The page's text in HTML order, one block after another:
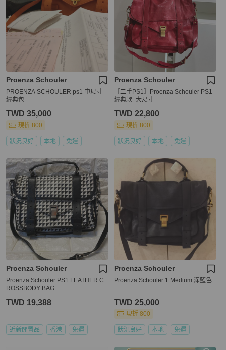
Proenza Schouler
PROENZA SCHOULER ps1 中尺寸
經典包
TWD 35,000
現折 800
狀況良好 本地 免運
Proenza Schouler
［二手PS1］Proenza Schouler PS1
經典款_大尺寸
TWD 22,800
現折 800
狀況良好 本地 免運
Proenza Schouler
Proenza Schouler PS1 LEATHER C
ROSSBODY BAG
TWD 19,388
近新閒置品 香港 免運
Proenza Schouler
Proenza Schouler 1 Medium 深藍色
TWD 25,000
現折 800
狀況良好 本地 免運